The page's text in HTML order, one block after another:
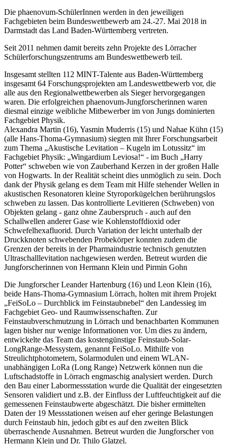
Die phaenovum-SchülerInnen werden in den jeweiligen
Fachgebieten beim Bundeswettbewerb am 24.-27. Mai 2018 in
Darmstadt das Land Baden-Württemberg vertreten.
Seit 2011 nehmen damit bereits zehn Projekte des Lörracher
Schülerforschungszentrums am Bundeswettbewerb teil.
Insgesamt stellten 112 MINT-Talente aus Baden-Württemberg
insgesamt 64 Forschungsprojekten am Landeswettbewerb vor, die
alle aus den Regionalwettbewerben als Sieger hervorgegangen
waren. Die erfolgreichen phaenovum-Jungforscherinnen waren
diesmal einzige weibliche Mitbewerber im von Jungs dominierten
Fachgebiet Physik.
Alexandra Martin (16), Yasmin Muderris (15) und Nahae Kühn (15)
(alle Hans-Thoma-Gymnasium) siegten mit Ihrer Forschungsarbeit
zum Thema „Akustische Levitation – Kugeln im Lotussitz“ im
Fachgebiet Physik: „Wingardium Leviosa!“ - im Buch „Harry
Potter“ schweben wie von Zauberhand Kerzen in der großen Halle
von Hogwarts. In der Realität scheint dies unmöglich zu sein. Doch
dank der Physik gelang es dem Team mit Hilfe stehender Wellen in
akustischen Resonatoren kleine Styroporkügelchen berührungslos
schweben zu lassen. Das kontrollierte Levitieren (Schweben) von
Objekten gelang - ganz ohne Zauberspruch - auch auf den
Schallwellen anderer Gase wie Kohlenstoffdioxid oder
Schwefelhexafluorid. Durch Variation der leicht unterhalb der
Druckknoten schwebenden Probekörper konnten zudem die
Grenzen der bereits in der Pharmaindustrie technisch genutzten
Ultraschalllevitation nachgewiesen werden. Betreut wurden die
Jungforscherinnen von Hermann Klein und Pirmin Gohn
Die Jungforscher Leander Hartenburg (16) und Leon Klein (16),
beide Hans-Thoma-Gymnasium Lörrach, holten mit ihrem Projekt
„FeiSoLo – Durchblick im Feinstaubnebel“ den Landessieg im
Fachgebiet Geo- und Raumwissenschaften. Zur
Feinstaubverschmutzung in Lörrach und benachbarten Kommunen
lagen bisher nur wenige Informationen vor. Um dies zu ändern,
entwickelte das Team das kostengünstige Feinstaub-Solar-
LongRange-Messystem, genannt FeiSoLo. Mithilfe von
Streulichtphotometern, Solarmodulen und einem WLAN-
unabhängigen LoRa (Long Range) Netzwerk können nun die
Luftschadstoffe in Lörrach engmaschig analysiert werden. Durch
den Bau einer Labormessstation wurde die Qualität der eingesetzten
Sensoren validiert und z.B. der Einfluss der Luftfeuchtigkeit auf die
gemessenen Feinstaubwerte abgeschätzt. Die bisher ermittelten
Daten der 19 Messstationen weisen auf eher geringe Belastungen
durch Feinstaub hin, jedoch gibt es auf den zweiten Blick
überraschende Ausnahmen. Betreut wurden die Jungforscher von
Hermann Klein und Dr. Thilo Glatzel.